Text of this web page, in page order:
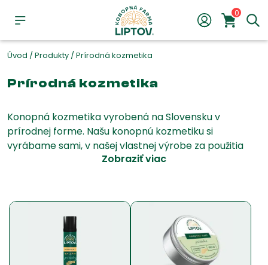
0
Úvod /Produkty /Prírodná kozmetika
Prírodná kozmetika
Konopná kozmetika vyrobená na Slovensku v
prírodnej forme. Našu konopnú kozmetiku si
vyrábame sami, v našej vlastnej výrobe za použitia
nami dopestovaného certifikovaného konope.
slúži ako podklad aj pre verziu s mätou a levanduľou,
ktoré ďalej dorábame za pomoci esenciálnych olejov
pre ešte lepší zážitok a vôňu konopnej kozmetiky.
Viac informácií o konopnej kozmetike
Zobraziť viac